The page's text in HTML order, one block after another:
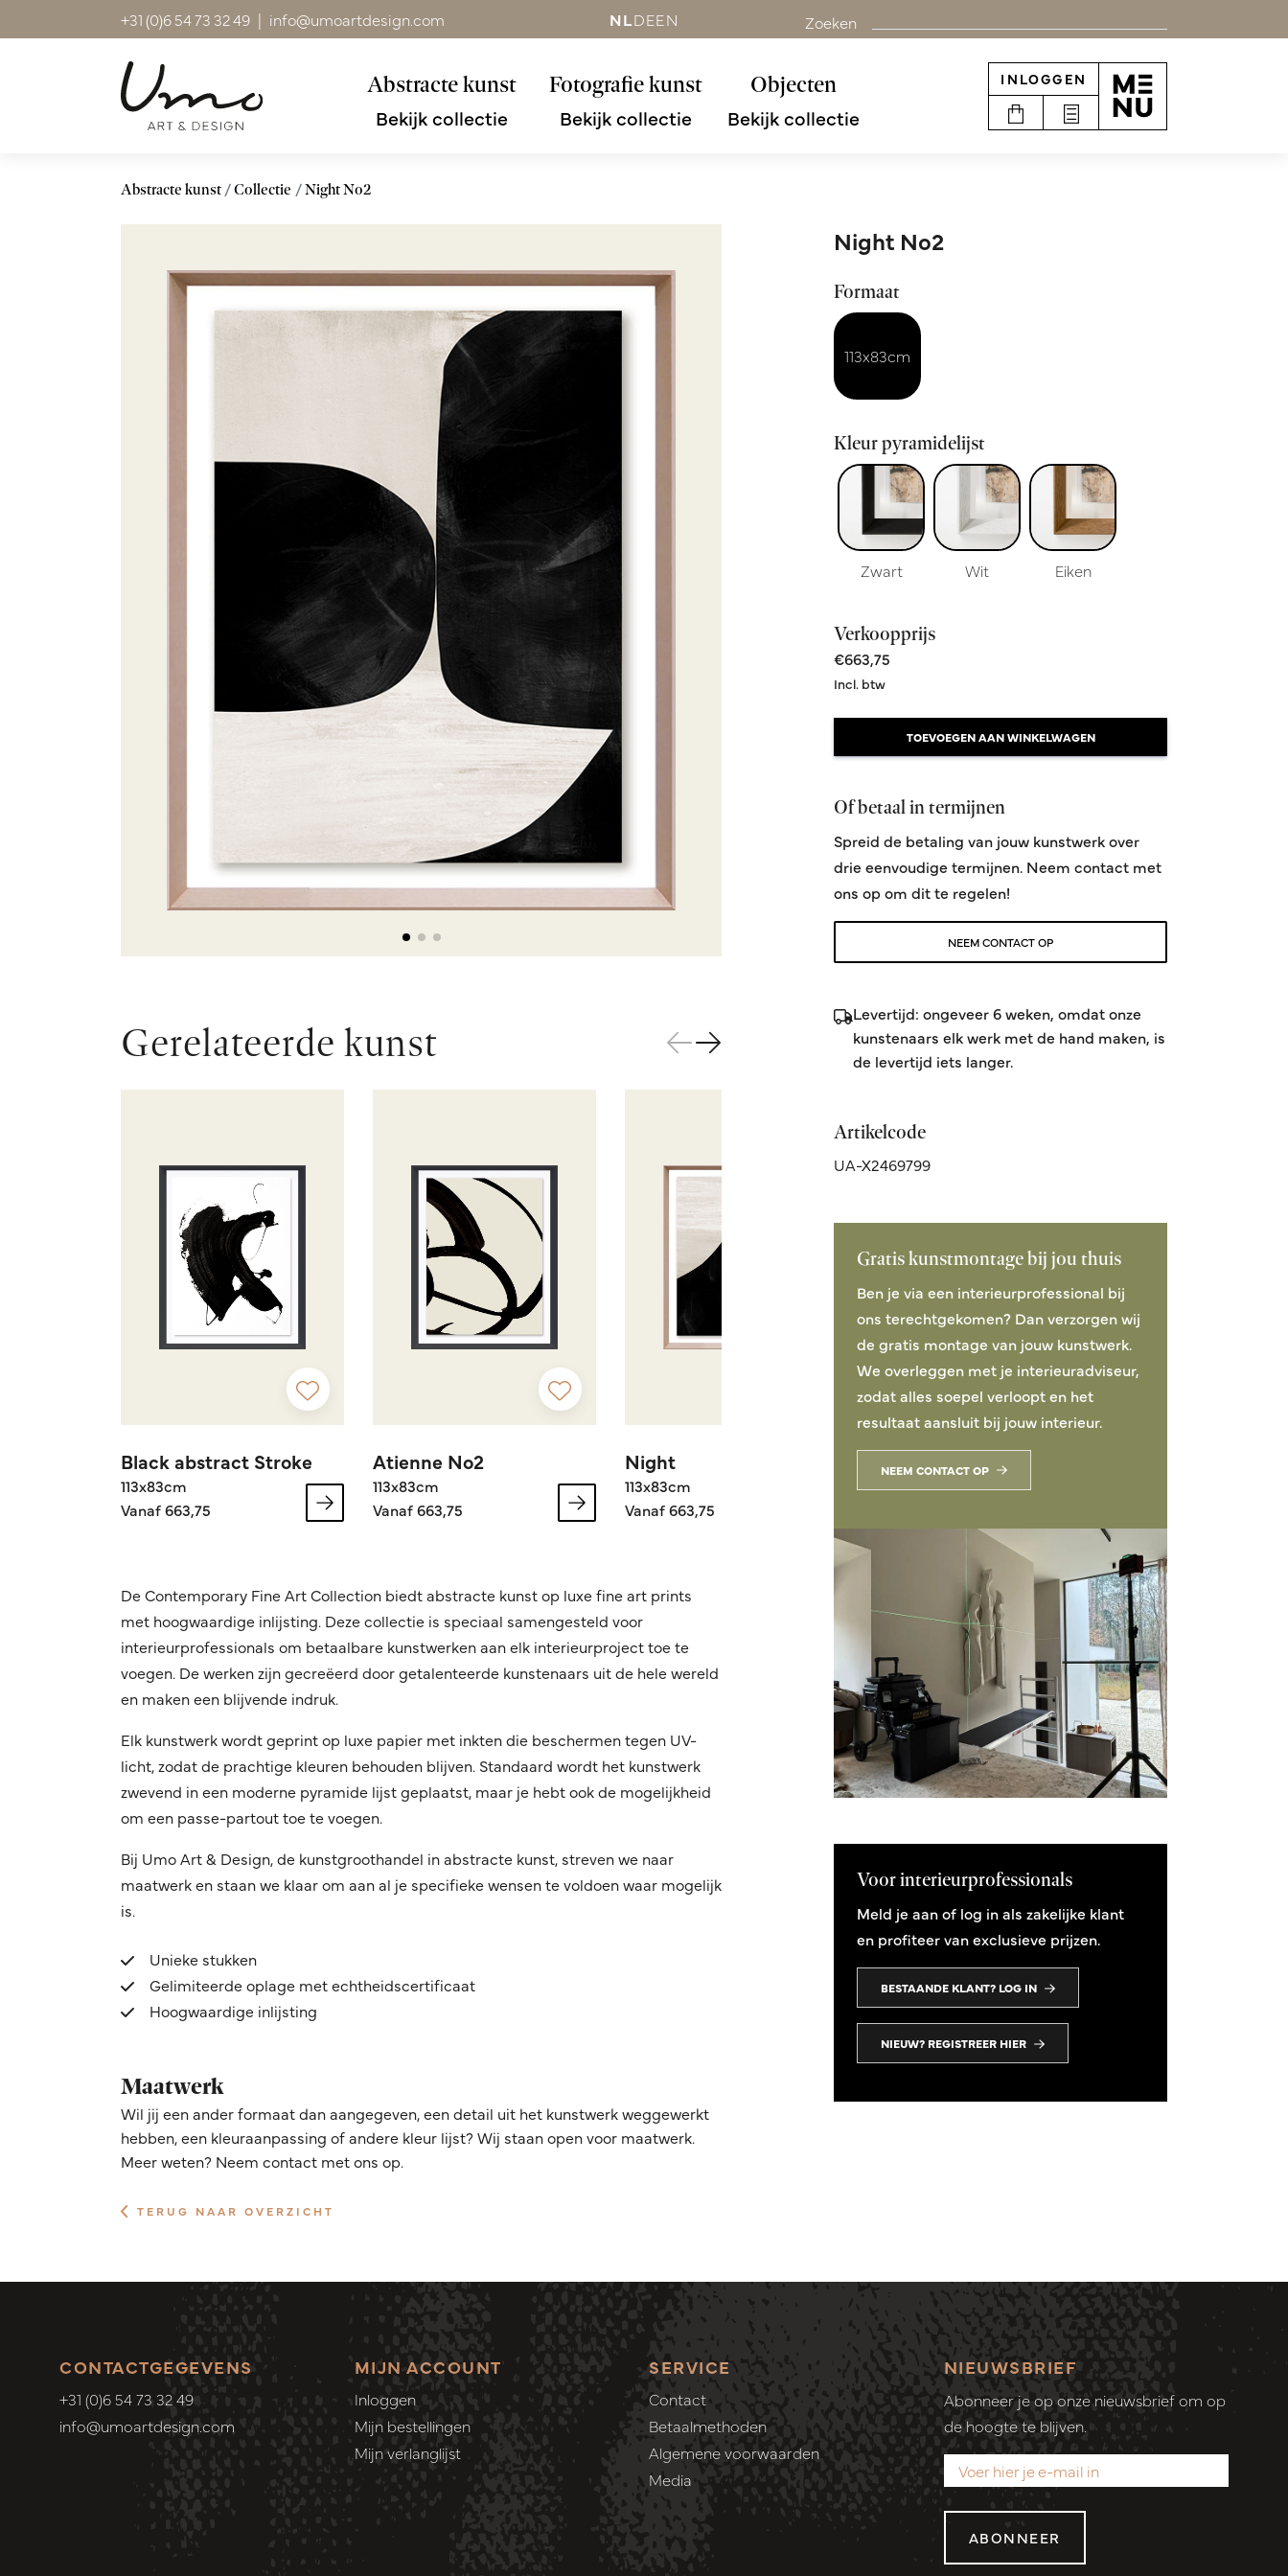
+31 (0)6 54 73 32 49 | info@umoartdesign.com NLDEEN Zoeken
Abstracte kunst
Bekijk collectie
Fotografie kunst
Bekijk collectie
Objecten
Bekijk collectie
INLOGGEN
Abstracte kunst Collectie Night No2
Gerelateerde kunst
Black abstract Stroke
113x83cm
Vanaf 663,75
Atienne No2
113x83cm
Vanaf 663,75
Night
113x83cm
Vanaf 663,75
De Contemporary Fine Art Collection biedt abstracte kunst op luxe fine art prints
met hoogwaardige inlijsting. Deze collectie is speciaal samengesteld voor
interieurprofessionals om betaalbare kunstwerken aan elk interieurproject toe te
voegen. De werken zijn gecreëerd door getalenteerde kunstenaars uit de hele wereld
en maken een blijvende indruk.
Elk kunstwerk wordt geprint op luxe papier met inkten die beschermen tegen UV-
licht, zodat de prachtige kleuren behouden blijven. Standaard wordt het kunstwerk
zwevend in een moderne pyramide lijst geplaatst, maar je hebt ook de mogelijkheid
om een passe-partout toe te voegen.
Bij Umo Art & Design, de kunstgroothandel in abstracte kunst, streven we naar
maatwerk en staan we klaar om aan al je specifieke wensen te voldoen waar mogelijk
is.
Unieke stukken
Gelimiteerde oplage met echtheidscertificaat
Hoogwaardige inlijsting
Maatwerk
Wil jij een ander formaat dan aangegeven, een detail uit het kunstwerk weggewerkt
hebben, een kleuraanpassing of andere kleur lijst? Wij staan open voor maatwerk.
Meer weten? Neem contact met ons op.
TERUG NAAR OVERZICHT
Night No2
Formaat
113x83cm
Kleur pyramidelijst
Zwart Wit Eiken
Verkoopprijs
€663,75
Incl. btw
TOEVOEGEN AAN WINKELWAGEN
Of betaal in termijnen
Spreid de betaling van jouw kunstwerk over
drie eenvoudige termijnen. Neem contact met
ons op om dit te regelen!
NEEM CONTACT OP
Levertijd: ongeveer 6 weken, omdat onze
kunstenaars elk werk met de hand maken, is
de levertijd iets langer.
Artikelcode
UA-X2469799
Gratis kunstmontage bij jou thuis
Ben je via een interieurprofessional bij
ons terechtgekomen? Dan verzorgen wij
de gratis montage van jouw kunstwerk.
We overleggen met je interieuradviseur,
zodat alles soepel verloopt en het
resultaat aansluit bij jouw interieur.
NEEM CONTACT OP
Voor interieurprofessionals
Meld je aan of log in als zakelijke klant
en profiteer van exclusieve prijzen.
BESTAANDE KLANT? LOG IN
NIEUW? REGISTREER HIER
CONTACTGEGEVENS
+31 (0)6 54 73 32 49
info@umoartdesign.com
MIJN ACCOUNT
Inloggen
Mijn bestellingen
Mijn verlanglijst
SERVICE
Contact
Betaalmethoden
Algemene voorwaarden
Media
NIEUWSBRIEF
Abonneer je op onze nieuwsbrief om op
de hoogte te blijven.
ABONNEER